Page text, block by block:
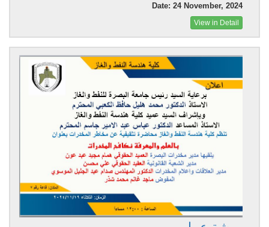
Date: 24 November, 2024
View in Detail